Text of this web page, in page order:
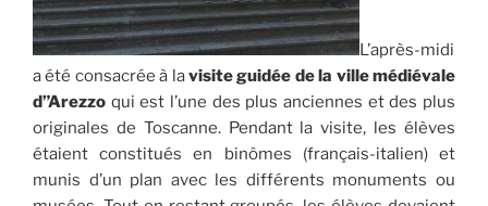
L’après-midi
a été consacrée à lavisite guidée de la ville médiévale
d”Arezzo qui est l’une des plus anciennes et des plus
originales de Toscanne. Pendant la visite, les élèves
étaient constitués en binômes (français-italien) et
munis d’un plan avec les différents monuments ou